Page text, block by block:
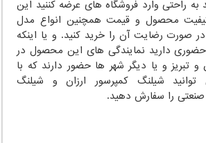
راحتی وارد فروشگاه های عرضه کننید این
محصول و قیمت همچنین انواع مدل
صورت رضایت آن را خرید کنید. و یا اینکه
حضوری دارید نمایندگی های این محصول در
و تبریز و یا دیگر شهر ها حضور دارند که با
توانید شیلنگ کمپرسور ارزان و شیلنگ
صنعتی را سفارش دهید.